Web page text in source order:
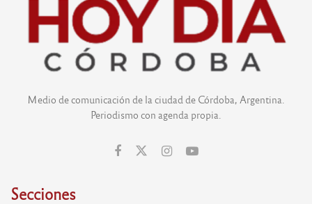
Medio de comunicación de la ciudad de Córdoba, Argentina.
Periodismo con agenda propia.
Secciones